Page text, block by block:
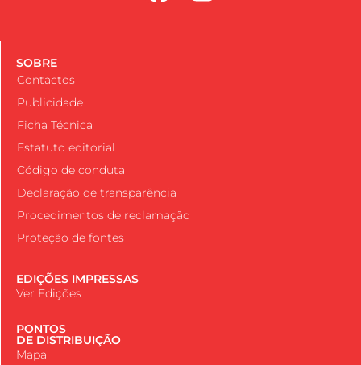
SOBRE
Contactos
Publicidade
Ficha Técnica
Estatuto editorial
Código de conduta
Declaração de transparência
Procedimentos de reclamação
Proteção de fontes
EDIÇÕES IMPRESSAS
Ver Edições
PONTOS
DE DISTRIBUIÇÃO
Mapa